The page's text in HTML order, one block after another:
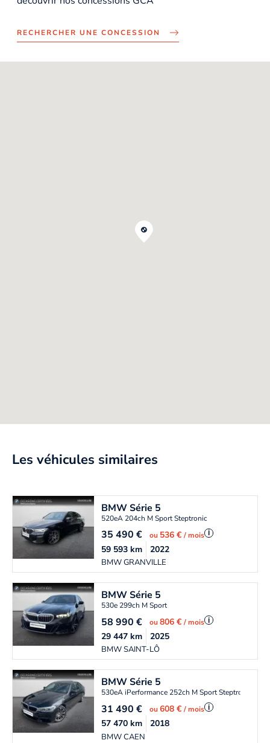
RECHERCHER UNE CONCESSION
Les véhicules similaires
BMWSérie 5
520eA 204ch M Sport Steptronic
35 490€ ou 536 €/ mois i
BMW GRANVILLE
59 593km 2022
BMWSérie 5
530e 299ch M Sport
58 990€ ou806 €/ mois i
BMW SAINT-LÔ
29 447km 2025
BMWSérie 5
530eA iPerformance 252ch M Sport Steptronic
31 490€ ou608 €/ mois i
BMW CAEN
57 470km 2018